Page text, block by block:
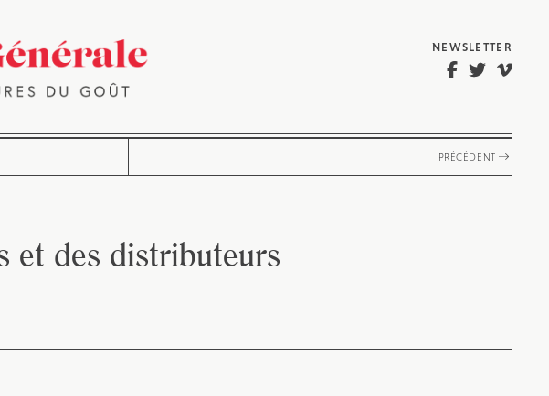
NEWSLETTER
PRÉCÉDENT
et des distributeurs